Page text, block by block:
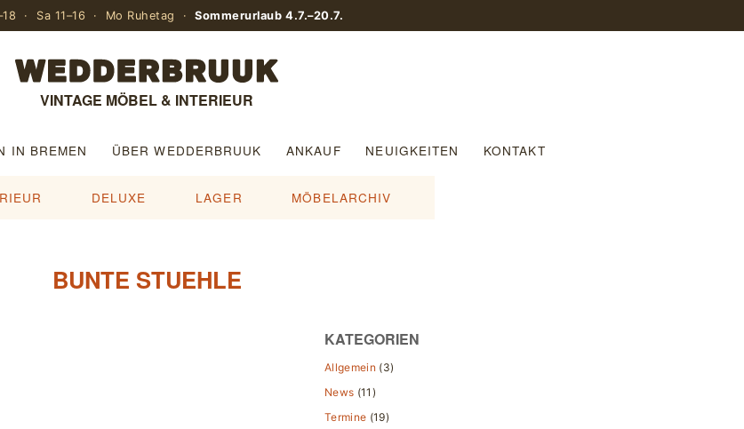
· Sa 11–16 · Mo Ruhetag ·Sommerurlaub 4.7.–20.7.
VINTAGE MÖBEL & INTERIEUR
IN BREMEN ÜBER WEDDERBRUUK ANKAUF NEUIGKEITEN KONTAKT
DELUXE LAGER MÖBELARCHIV
BUNTE STUEHLE
KATEGORIEN
Allgemein (3)
News (11)
Termine (19)